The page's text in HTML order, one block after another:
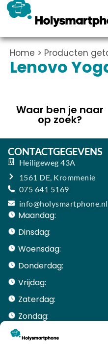
Home > Producten
Lenovo
Waar ben je naar
op zoek?
CONTACTGEGEVENS
Heiligeweg 43A
1561 DE, Krommenie
075 641 5169
info@holysmartphone.nl
Maandag:
Dinsdag:
Woensdag:
Donderdag:
Vrijdag:
Zaterdag:
Zondag:
ACCOUNT
Mijn Account